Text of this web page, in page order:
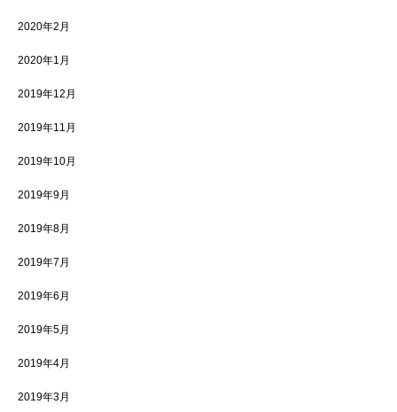
2020年2月
2020年1月
2019年12月
2019年11月
2019年10月
2019年9月
2019年8月
2019年7月
2019年6月
2019年5月
2019年4月
2019年3月